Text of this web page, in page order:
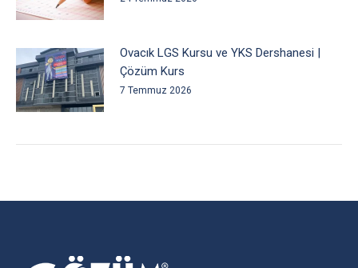
Ovacık LGS Kursu ve YKS Dershanesi |
Çözüm Kurs
7 Temmuz 2026